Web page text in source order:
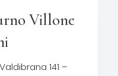
Villone
141 –